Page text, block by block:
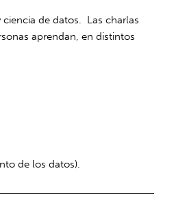
ciencia de datos. Las charlas
aprendan, en distintos
de los datos).